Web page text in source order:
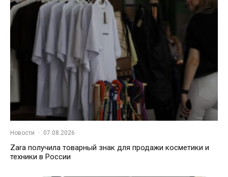
Новости · 07.08.2026
Zara получила товарный знак для продажи косметики и
техники в России